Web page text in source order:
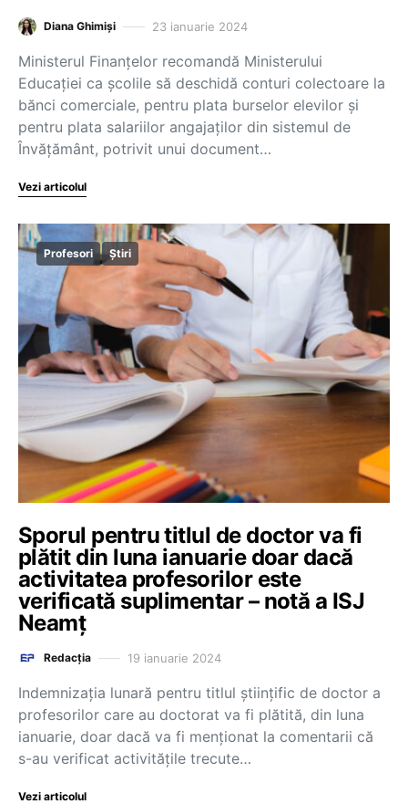
Diana Ghimiși 23 ianuarie 2024
Ministerul Finanțelor recomandă Ministerului
Educației ca școlile să deschidă conturi colectoare la
bănci comerciale, pentru plata burselor elevilor și
pentru plata salariilor angajaților din sistemul de
Învățământ, potrivit unui document…
Vezi articolul
Profesori Știri
Sporul pentru titlul de doctor va fi
plătit din luna ianuarie doar dacă
activitatea profesorilor este
verificată suplimentar – notă a ISJ
Neamț
Redacția 19 ianuarie 2024
Indemnizația lunară pentru titlul științific de doctor a
profesorilor care au doctorat va fi plătită, din luna
ianuarie, doar dacă va fi menționat la comentarii că
s-au verificat activitățile trecute…
Vezi articolul